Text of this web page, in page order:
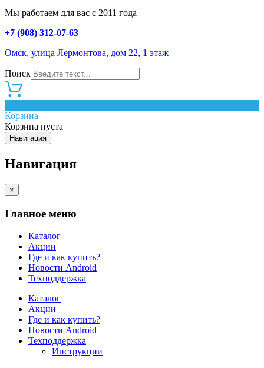
Мы работаем для вас с 2011 года
+7 (908) 312-07-63
Омск, улица Лермонтова, дом 22, 1 этаж
Поиск
Корзина
Корзина пуста
Навигация
Навигация
×
Главное меню
Каталог
Акции
Где и как купить?
Новости Android
Техподдержка
Каталог
Акции
Где и как купить?
Новости Android
Техподдержка
Инструкции